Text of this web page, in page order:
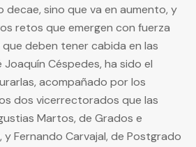
decae, sino que va en aumento, y
retos que emergen con fuerza
deben tener cabida en las
Joaquín Céspedes, ha sido el
acompañado por los
dos vicerrectorados que las
Martos, de Grados e
Fernando Carvajal, de Postgrado